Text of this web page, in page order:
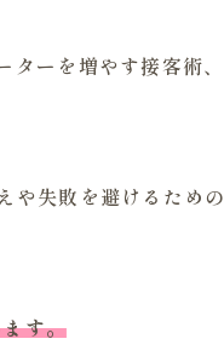
ターを増やす接客術
や失敗を避けるため
す。